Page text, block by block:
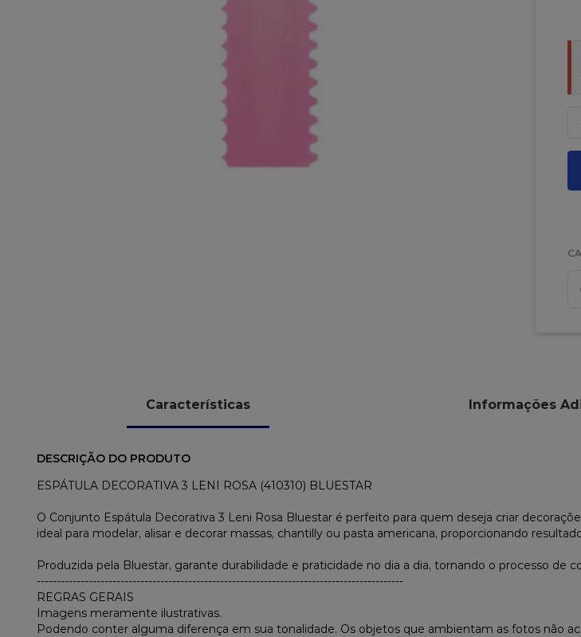
Características Informações
DESCRIÇÃO DO PRODUTO
ESPÁTULA DECORATIVA 3 LENI ROSA (410310) BLUESTAR
O Conjunto Espátula Decorativa 3 Leni Rosa Bluestar é perfeito para quem deseja criar
ideal para modelar, alisar e decorar massas, chantilly ou pasta americana, proporcionando
Produzida pela Bluestar, garante durabilidade e praticidade no dia a dia, tornando o processo de
--------------------------------------------------------------------------------------------
REGRAS GERAIS
Imagens meramente ilustrativas.
Podendo conter alguma diferença em sua tonalidade. Os objetos que ambientam as fotos não
chocolate